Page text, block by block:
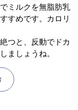
ミルクを無脂肪乳
すめです。カロリ
つと、反動でドカ
ましょうね。